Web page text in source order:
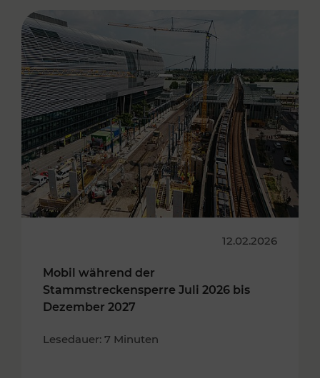
12.02.2026
Mobil während der
Stammstreckensperre Juli 2026 bis
Dezember 2027
Lesedauer: 7 Minuten